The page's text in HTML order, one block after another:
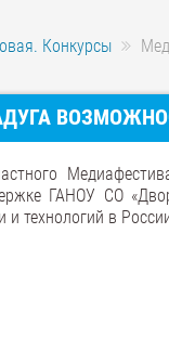
Конкурсы
ГАНОУ СО
и технологий в